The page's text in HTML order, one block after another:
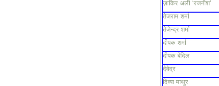
ज़ाकिर अली ‘रजनीश’
तेजराम शर्मा
तेजेन्द्र शर्मा
दीपक शर्मा
दीपक बेदिल
देवेद्र
दिव्या माथुर